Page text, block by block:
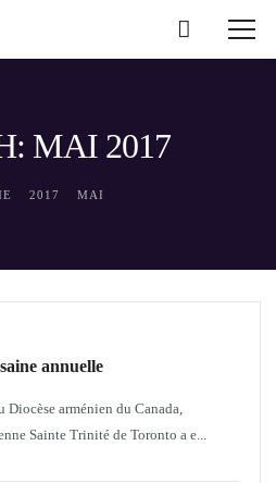
MAI 2017
2017 MAI
annuelle
Diocèse arménien du Canada,
Sainte Trinité de Toronto a e...